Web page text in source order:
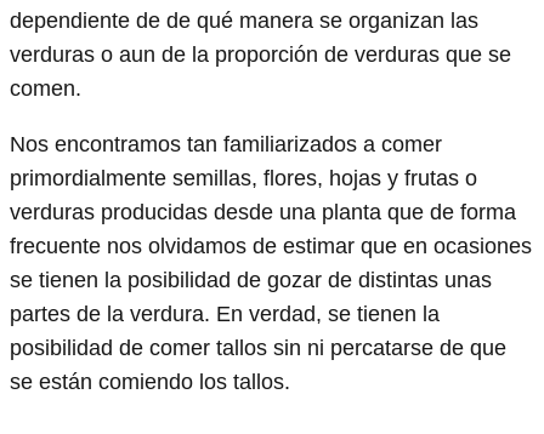
dependiente de de qué manera se organizan las
verduras o aun de la proporción de verduras que se
comen.
Nos encontramos tan familiarizados a comer
primordialmente semillas, flores, hojas y frutas o
verduras producidas desde una planta que de forma
frecuente nos olvidamos de estimar que en ocasiones
se tienen la posibilidad de gozar de distintas unas
partes de la verdura. En verdad, se tienen la
posibilidad de comer tallos sin ni percatarse de que
se están comiendo los tallos.